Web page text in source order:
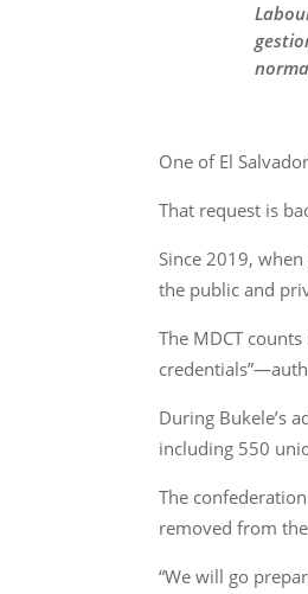
One of El
That request is
Since 2019,
the public and
The MDCT
During Bukele’s
including 550
The
removed from
“We will go